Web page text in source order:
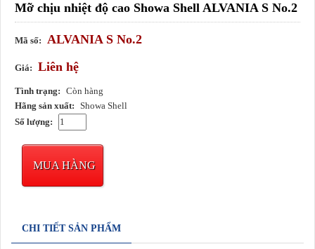
Mỡ chịu nhiệt độ cao Showa Shell ALVANIA S No.2
Mã số: ALVANIA S No.2
Giá: Liên hệ
Tình trạng:
Còn hàng
Hãng sản xuất:
Showa Shell
Số lượng:
MUA HÀNG
CHI TIẾT SẢN PHẨM